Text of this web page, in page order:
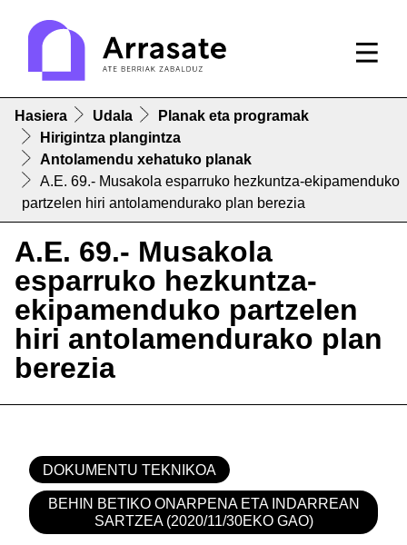
Hasiera Udala
Planak eta programak
Hirigintza plangintza
Antolamendu xehatuko planak
A.E. 69.- Musakola esparruko hezkuntza-ekipamenduko
partzelen hiri antolamendurako plan berezia
A.E. 69.- Musakola
esparruko hezkuntza-
ekipamenduko partzelen
hiri antolamendurako plan
berezia
DOKUMENTU TEKNIKOA
BEHIN BETIKO ONARPENA ETA INDARREAN
SARTZEA (2020/11/30EKO GAO)